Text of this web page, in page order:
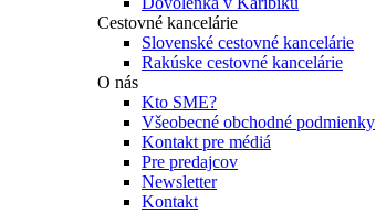
Cestovné kancelárie
Slovenské cestovné kancelárie
Rakúske cestovné kancelárie
O nás
Kto SME?
Všeobecné obchodné podmienky
Kontakt pre médiá
Pre predajcov
Newsletter
Kontakt